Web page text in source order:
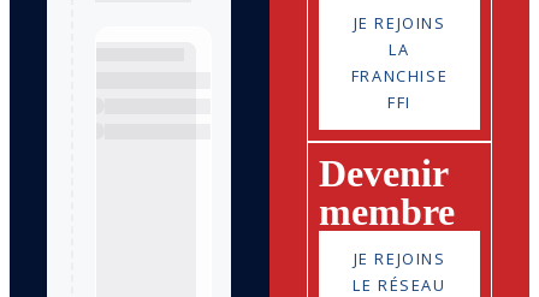
JE REJOINS
LA
FRANCHISE
FFI
Devenir
membre
JE REJOINS
LE RÉSEAU